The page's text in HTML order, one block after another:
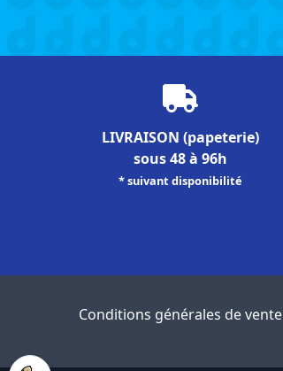
LIVRAISON (papeterie)
sous 48 à 96h
* suivant disponibilité
Conditions générales de vente